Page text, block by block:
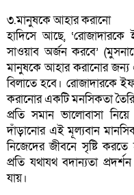
৩.মানুষকে আহার করানো
হাদিসে আছে, ‘রোজাদারকে
সাওয়াব অর্জন করবে’
মানুষকে আহার করানোর জন্য
বিলাতে হবে। রোজাদারকে
করানোর একটি মনসিকতা
প্রতি সমান ভালোবাসা
দাঁড়ানোর এই মূল্যবান
নিজেদের জীবনে সৃষ্টি
প্রতি যথাযথ বদান্যতা
যায়।